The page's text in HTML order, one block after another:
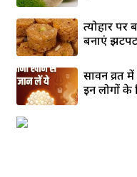
त्योहार पर
बनाएं झटपट
सावन व्रत
इन लोगों के